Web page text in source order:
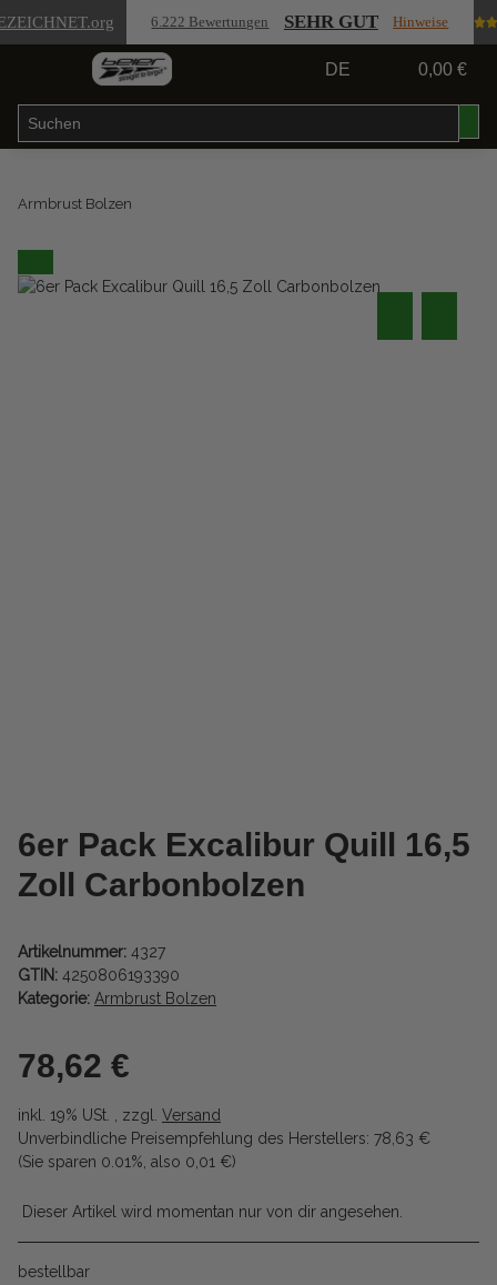
.org 6.222 Bewertungen SEHR GUT Hinweise
DE 0,00 €
Armbrust Bolzen
6er Pack Excalibur Quill 16,5
Zoll Carbonbolzen
Artikelnummer: 4327
GTIN: 4250806193390
Kategorie: Armbrust Bolzen
78,62 €
inkl. 19% USt. , zzgl. Versand
Unverbindliche Preisempfehlung des Herstellers: 78,63 €
(Sie sparen 0.01%, also 0,01 €)
Dieser Artikel wird momentan nur von dir angesehen.
bestellbar